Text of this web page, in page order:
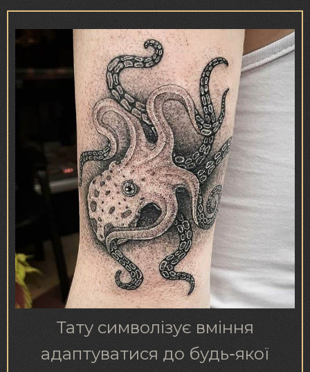
Тату символізує вміння
адаптуватися до будь-якої